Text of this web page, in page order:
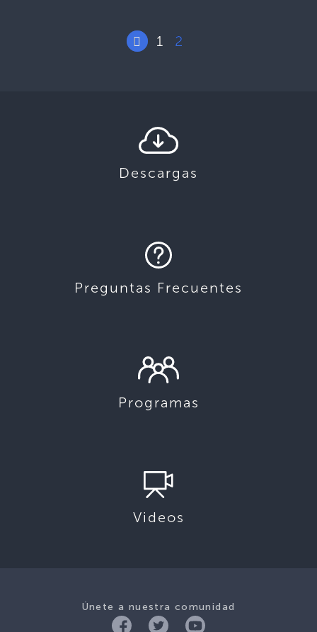
1 2
Descargas
Preguntas Frecuentes
Programas
Videos
Únete a nuestra comunidad